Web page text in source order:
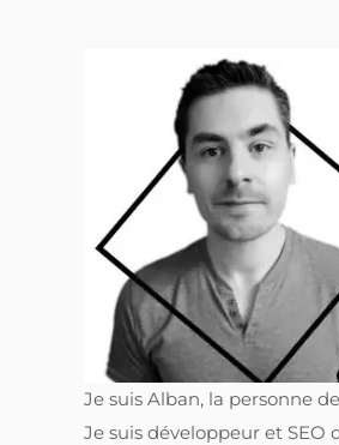
Je suis Alban, la personne
Je suis développeur et SEO